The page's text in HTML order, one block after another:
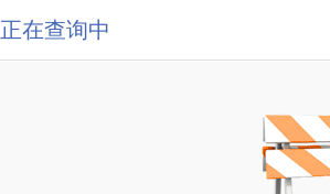
正在查询中